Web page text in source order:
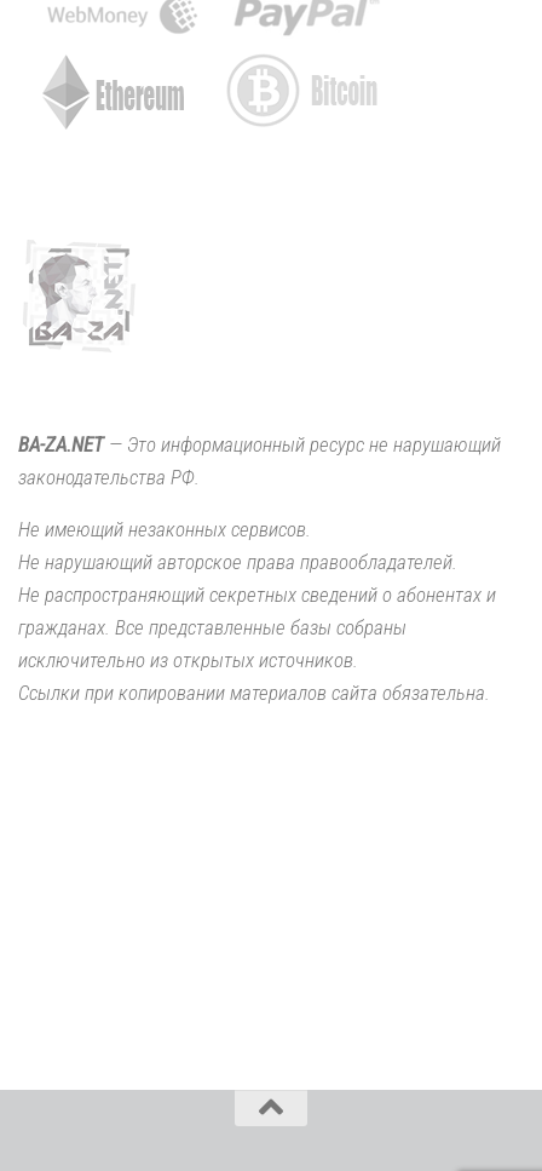
BA-ZA.NET— Это информационный ресурс не нарушающий
законодательства РФ.
Не имеющий незаконных сервисов.
Не нарушающий авторское права правообладателей.
Не распространяющий секретных сведений о абонентах и
гражданах. Все представленные базы собраны
исключительно из открытых источников.
Ссылки при копировании материалов сайта обязательна.